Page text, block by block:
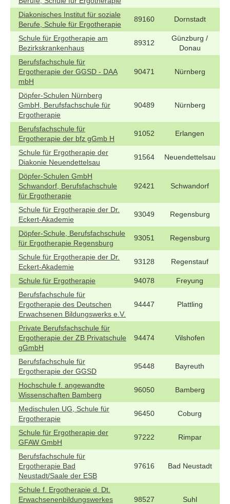
Diakonisches Institut für soziale
Berufe, Schule für Ergotherapie
89160 Dornstadt
Schule für Ergotherapie am
Bezirkskrankenhaus
89312
Günzburg /
Donau
Berufsfachschule für
Ergotherapie der GGSD - DAA
mbH
90471 Nürnberg
Döpfer-Schulen Nürnberg
GmbH, Berufsfachschule für
Ergotherapie
90489 Nürnberg
Berufsfachschule für
Ergotherapie der bfz gGmb H
91052 Erlangen
Schule für Ergotherapie der
Diakonie Neuendettelsau
91564 Neuendettelsau
Döpfer-Schulen GmbH
Schwandorf, Berufsfachschule
für Ergotherapie
92421 Schwandorf
Schule für Ergotherapie der Dr.
Eckert-Akademie
93049 Regensburg
Döpfer-Schule, Berufsfachschule
für Ergotherapie Regensburg
93051 Regensburg
Schule für Ergotherapie der Dr.
Eckert-Akademie
93128 Regenstauf
Schule für Ergotherapie 94078
Freyung
Berufsfachschule für
Ergotherapie des Deutschen
Erwachsenen Bildungswerks e.V.
94447 Plattling
Private Berufsfachschule für
Ergotherapie der ZB Privatschule
gGmbH
94474 Vilshofen
Berufsfachschule für
Ergotherapie der GGSD
95448 Bayreuth
Hochschule f. angewandte
Wissenschaften Bamberg
96050 Bamberg
Medischulen UG, Schule für
Ergotherapie
96450 Coburg
Schule für Ergotherapie der
GFAW GmbH
97222 Rimpar
Berufsfachschule für
Ergotherapie Bad
Neustadt/Saale der ESB
97616 Bad Neustadt
Schule f. Ergotherapie d. Dt.
Erwachsenenbildungswerkes
98527 Suhl